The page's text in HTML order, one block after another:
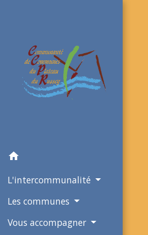
home
L'intercommunalité
Les communes
Vous accompagner